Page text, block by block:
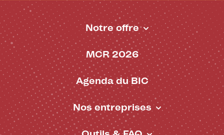
Pied de page - BIC
Notre offre
MCR 2026
Agenda du BIC
Nos entreprises